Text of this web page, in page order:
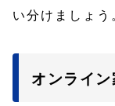
い分けましょう
オンライ